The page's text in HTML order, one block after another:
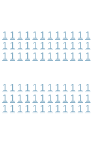
1 1 1 1 1 1 1 1 1 1 1 1
1 1 1 1 1 1 1 1 1 1 1 1
1 1 1 1 1 1 1 1 1 1 1 1
1 1 1 1 1 1 1 1 1 1 1 1
1 1 1 1 1 1 1 1 1 1 1 1
1 1 1 1 1 1 1 1 1 1 1 1